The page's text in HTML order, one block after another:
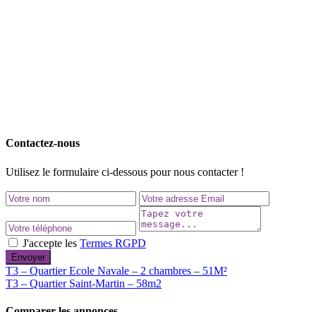
Contactez-nous
Utilisez le formulaire ci-dessous pour nous contacter !
J'accepte les Termes RGPD
Envoyer
T3 – Quartier Ecole Navale – 2 chambres – 51M²
T3 – Quartier Saint-Martin – 58m2